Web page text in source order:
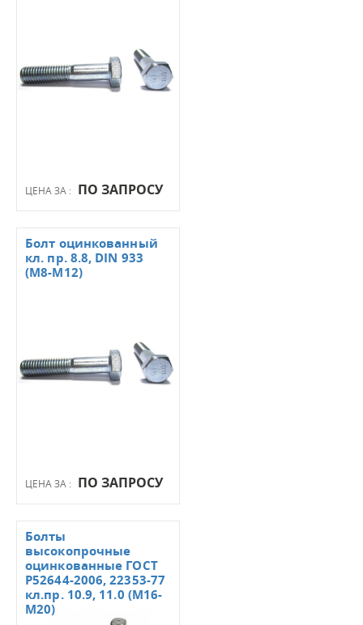
ЦЕНА ЗА : ПО ЗАПРОСУ
ЦЕНА ЗА : ПО ЗАПРОСУ
Болт оцинкованный
кл. пр. 8.8, DIN 933
(М8-М12)
Болты
высокопрочные
оцинкованные ГОСТ
Р52644-2006, 22353-77
кл.пр. 10.9, 11.0 (М16-
М20)